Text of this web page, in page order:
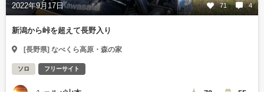
2022年9月17日 71 4
新潟から峠を超えて長野入り
[長野県] なべくら高原・森の家
ソロ フリーサイト